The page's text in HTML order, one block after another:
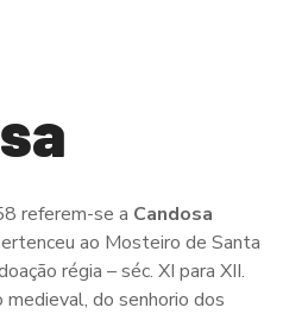
referem-se a Candosa
ao Mosteiro de Santa
régia – séc. XI para XII.
medieval, do senhorio dos